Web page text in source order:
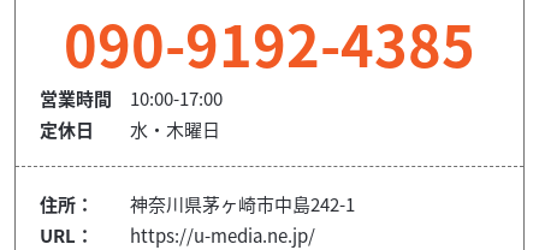
090-9192-4385
営業時間
10:00-17:00
定休日
水・木曜日
住所：
神奈川県茅ヶ崎市中島242-1
URL：
https://u-media.ne.jp/